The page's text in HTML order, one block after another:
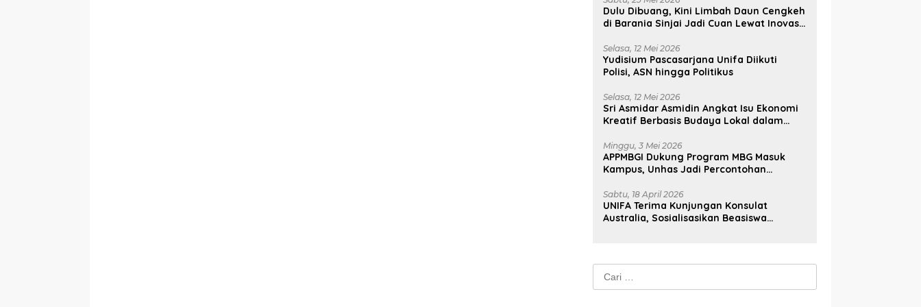
Dulu Dibuang, Kini Limbah Daun Cengkeh
di Barania Sinjai Jadi Cuan Lewat Inovasi
Selasa, 12 Mei 2026
Yudisium Pascasarjana Unifa Diikuti
Polisi, ASN hingga Politikus
Selasa, 12 Mei 2026
Sri Asmidar Asmidin Angkat Isu Ekonomi
Kreatif Berbasis Budaya Lokal dalam
Minggu, 3 Mei 2026
APPMBGI Dukung Program MBG Masuk
Kampus, Unhas Jadi Percontohan
Sabtu, 18 April 2026
UNIFA Terima Kunjungan Konsulat
Australia, Sosialisasikan Beasiswa
Cari
untuk: